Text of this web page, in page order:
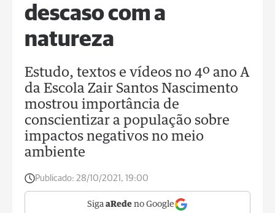
descaso com a
natureza
Estudo, textos e vídeos no 4º ano A
da Escola Zair Santos Nascimento
mostrou importância de
conscientizar a população sobre
impactos negativos no meio
ambiente
Publicado: 28/10/2021, 19:00
Siga aRede no Google